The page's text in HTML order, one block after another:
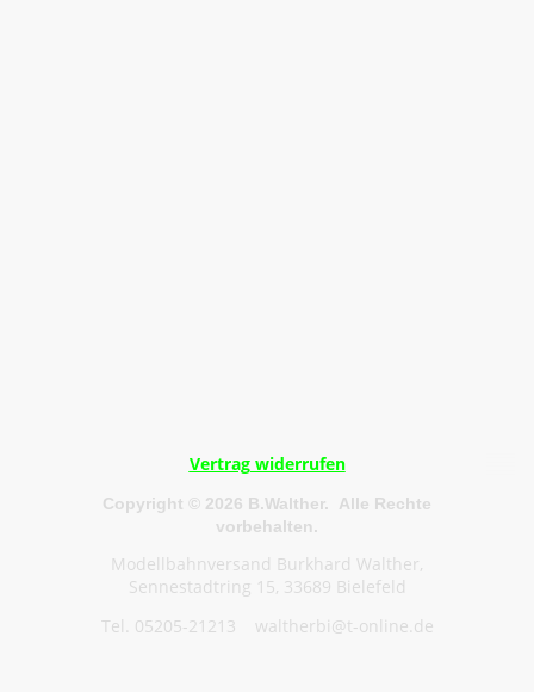
Vertrag widerrufen
Copyright © 2026 B.Walther. Alle Rechte
vorbehalten.
Modellbahnversand Burkhard Walther,
Sennestadtring 15, 33689 Bielefeld
Tel. 05205-21213 waltherbi@t-online.de